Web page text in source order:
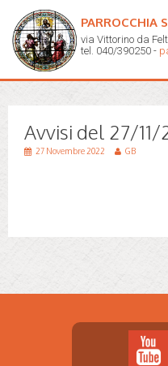
PARROCCHIA
via Vittorino da
tel. 040/390250 -
Avvisi del 27/11/
27 Novembre 2022 GB